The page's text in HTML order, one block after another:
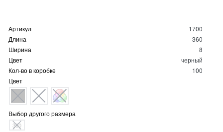
Артикул
1700
Длина
360
Ширина
8
Цвет
черный
Кол-во в коробке
100
Цвет
Выбор другого размера
360